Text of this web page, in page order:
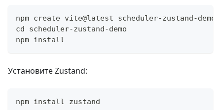
npm create vite@latest scheduler-zustand-
cd scheduler-zustand-demo
npm install
Установите Zustand:
npm install zustand